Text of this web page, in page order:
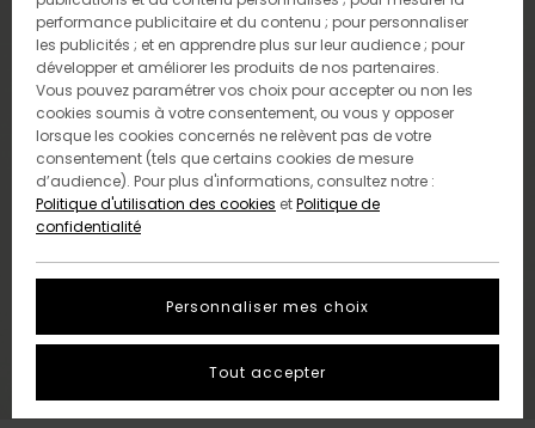
performance publicitaire et du contenu ; pour personnaliser
les publicités ; et en apprendre plus sur leur audience ; pour
développer et améliorer les produits de nos partenaires.
Vous pouvez paramétrer vos choix pour accepter ou non les
cookies soumis à votre consentement, ou vous y opposer
lorsque les cookies concernés ne relèvent pas de votre
consentement (tels que certains cookies de mesure
d’audience). Pour plus d'informations, consultez notre :
Politique d'utilisation des cookies etPolitique de
confidentialité
Personnaliser mes choix
Tout accepter